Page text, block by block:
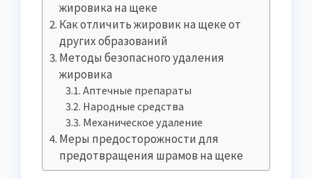
жировика на щеке
Как отличить жировик на щеке от
других образований
Методы безопасного удаления
жировика
Аптечные препараты
Народные средства
Механическое удаление
Меры предосторожности для
предотвращения шрамов на щеке